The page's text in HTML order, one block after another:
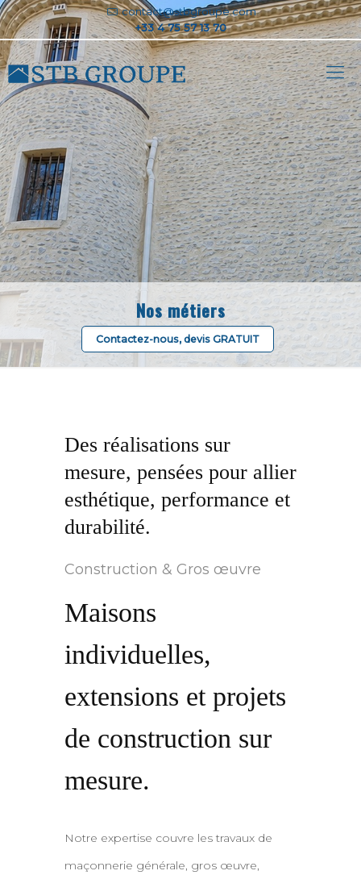
contact@stbgroupe.com
Nos métiers
Contactez-nous, devis GRATUIT
Des réalisations sur
mesure, pensées pour allier
esthétique, performance et
durabilité.
Construction & Gros œuvre
Maisons
individuelles,
extensions et projets
de construction sur
mesure.
Notre expertise couvre les travaux de
maçonnerie générale, gros œuvre,